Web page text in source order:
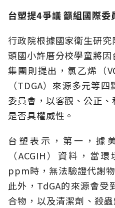
台塑提4爭議 籲組國際委
行政院根據國家衛生研
頭國小許厝分校學童將
集團則提出，氯乙烯（
（TDGA）來源多元等
委員會，以客觀、公正
是否具權威性。
台塑表示，第一，據
（ACGIH）資料，當
ppm時，無法驗證代謝
此外，TdGA的來源會受
合物，以及清潔劑、殺